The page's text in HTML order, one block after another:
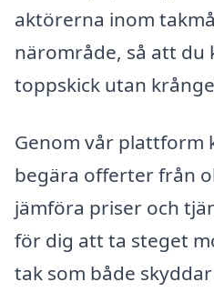
aktörerna inom
närområde, så att du
toppskick utan
Genom vår plattform
begära offerter från
jämföra priser och
för dig att ta steget
tak som både